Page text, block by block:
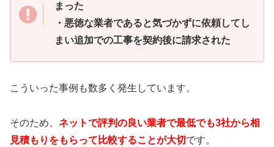
まった
・悪徳な業者であると気づかずに依頼してし
まい追加での工事を契約後に請求された
こういった事例も数多く発生しています。
そのため、 ネットで評判の良い業者で最低でも3社から相
見積もりをもらって比較することが大切です。